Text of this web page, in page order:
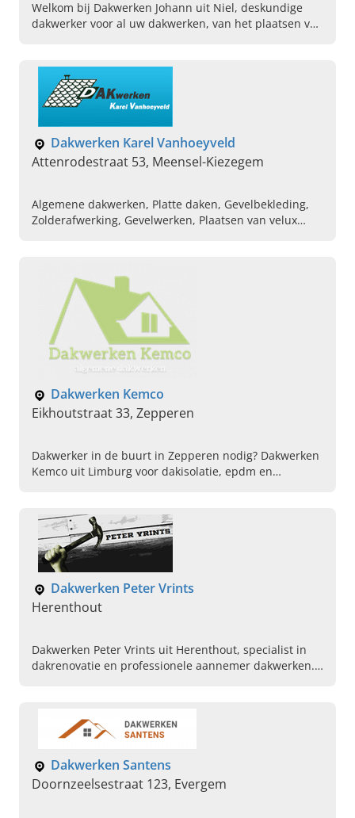
Welkom bij Dakwerken Johann uit Niel, deskundige
dakwerker voor al uw dakwerken, van het plaatsen van
Dakwerken Karel Vanhoeyveld
Attenrodestraat 53, Meensel-Kiezegem
Algemene dakwerken, Platte daken, Gevelbekleding,
Zolderafwerking, Gevelwerken, Plaatsen van velux
Dakwerken Kemco
Eikhoutstraat 33, Zepperen
Dakwerker in de buurt in Zepperen nodig? Dakwerken
Kemco uit Limburg voor dakisolatie, epdm en
Dakwerken Peter Vrints
Herenthout
Dakwerken Peter Vrints uit Herenthout, specialist in
dakrenovatie en professionele aannemer dakwerken.
Dakwerken Santens
Doornzeelsestraat 123, Evergem